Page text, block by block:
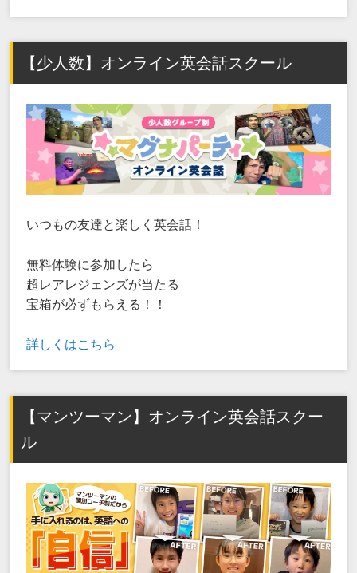
【少人数】オンライン英会話スクール
いつもの友達と楽しく英会話！
無料体験に参加したら
超レアレジェンズが当たる
宝箱が必ずもらえる！！
詳しくはこちら
【マンツーマン】オンライン英会話スクー
ル